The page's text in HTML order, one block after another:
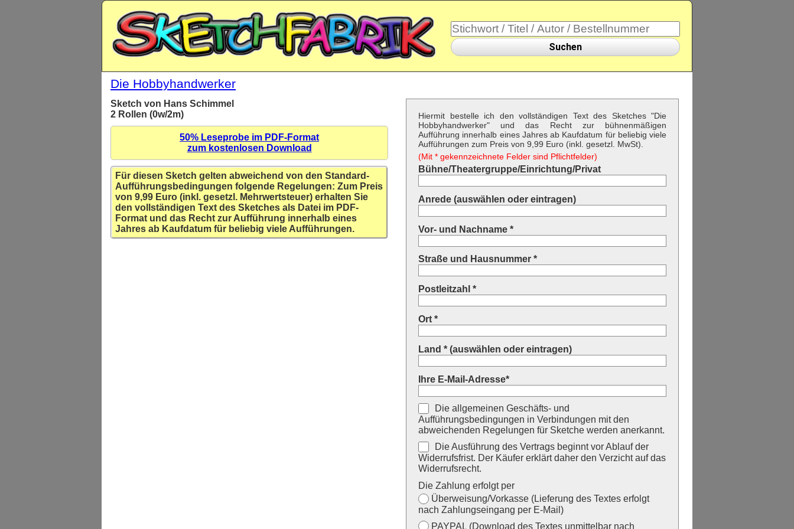
Suchen
Die Hobbyhandwerker
Sketch von Hans Schimmel
2 Rollen (0w/2m)
50% Leseprobe im PDF-Format
zum kostenlosen Download
Für diesen Sketch gelten abweichend von den Standard-
Aufführungsbedingungen folgende Regelungen: Zum Preis
von 9,99 Euro (inkl. gesetzl. Mehrwertsteuer) erhalten Sie
den vollständigen Text des Sketches als Datei im PDF-
Format und das Recht zur Aufführung innerhalb eines
Jahres ab Kaufdatum für beliebig viele Aufführungen.
Hiermit bestelle ich den vollständigen Text des Sketches "Die
Hobbyhandwerker" und das Recht zur bühnenmäßigen
Aufführung innerhalb eines Jahres ab Kaufdatum für beliebig viele
Aufführungen zum Preis von 9,99 Euro (inkl. gesetzl. MwSt).
(Mit * gekennzeichnete Felder sind Pflichtfelder)
Bühne/Theatergruppe/Einrichtung/Privat
Anrede (auswählen oder eintragen)
Vor- und Nachname *
Straße und Hausnummer *
Postleitzahl *
Ort *
Land * (auswählen oder eintragen)
Ihre E-Mail-Adresse*
Die allgemeinen Geschäfts- und
Aufführungsbedingungen in Verbindungen mit den
abweichenden Regelungen für Sketche werden anerkannt.
Die Ausführung des Vertrags beginnt vor Ablauf der
Widerrufsfrist. Der Käufer erklärt daher den Verzicht auf das
Widerrufsrecht.
Die Zahlung erfolgt per
Überweisung/Vorkasse (Lieferung des Textes erfolgt
nach Zahlungseingang per E-Mail)
PAYPAL (Download des Textes unmittelbar nach